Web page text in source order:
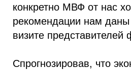
конкретно МВФ от нас
рекомендации нам
визите представителей
Спрогнозировав, что